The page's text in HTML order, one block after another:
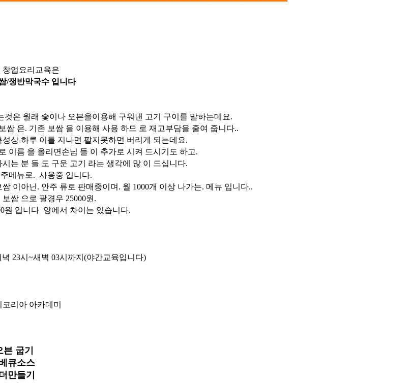
창업요리교육은
/쟁반막국수 입니다
것은 월래 숯이나 오븐을이용해 구워낸 고기 구이를 말하는데요.
쌈 은. 기존 보쌈 을 이용해 사용 하므 로 재고부담을 줄여 줍니다..
성상 하루 이틀 지나면 팔지못하면 버리게 되는데요.
이름 을 올리면손님 들 이 추가로 시켜 드시기도 하고.
는 분 들 도 구운 고기 라는 생각에 많 이 드십니다.
메뉴로. 사용중 입니다.
이아닌. 안주 류로 판매중이며. 월 1000개 이상 나가는. 메뉴 입니다..
쌈 으로 팔경우 25000원.
원 입니다 양에서 차이는 있습니다.
23시~새벽 03시까지(야간교육입니다)
리아 아카데미
굽기
큐소스
만들기